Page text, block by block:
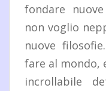
fondare
non voglio
nuove
fare al mondo,
incrollabile